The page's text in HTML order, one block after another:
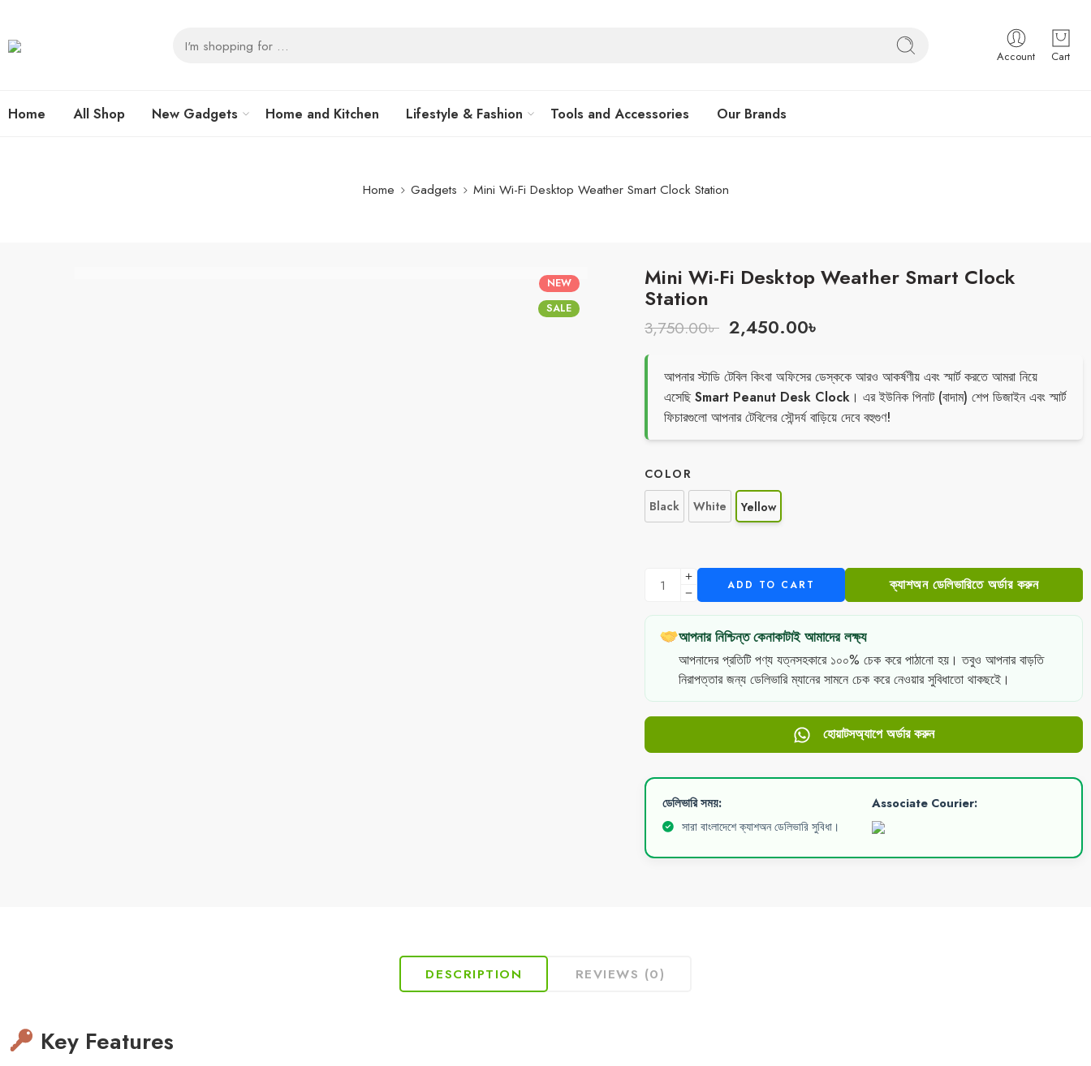
Account Cart
Home All Shop New Gadgets Home and Kitchen Lifestyle & Fashion Tools and Accessories Our Brands
Home Gadgets Mini Wi-Fi Desktop Weather Smart Clock Station
NEW
SALE
Mini Wi-Fi Desktop Weather Smart Clock
Station
3,750.00৳ 2,450.00৳
আপনার স্টাডি টেবিল কিংবা অফিসের ডেস্ককে আরও আকর্ষণীয় এবং স্মার্ট করতে আমরা নিয়ে
এসেছিSmart Peanut Desk Clock । এর ইউনিক পিনাট (বাদাম) শেপ ডিজাইন এবং স্মার্ট
ফিচারগুলো আপনার টেবিলের সৌন্দর্য বাড়িয়ে দেবে বহুগুণ!
COLOR
Black
White Yellow
ADD TO CART ক্যাশঅন ডেলিভারিতে অর্ডার করুন
আপনার নিশ্চিন্ত কেনাকাটাই আমাদের লক্ষ্য
আপনাদের প্রতিটি পণ্য যত্নসহকারে ১০০% চেক করে পাঠানো হয়। তবুও আপনার বাড়তি
নিরাপত্তার জন্য ডেলিভারি ম্যানের সামনে চেক করে নেওয়ার সুবিধাতো থাকছইে।
হোয়াটসঅ্যাপে অর্ডার করুন
ডেলিভারি সময়:
সারা বাংলাদেশে ক্যাশঅন ডেলিভারি সুবিধা।
Associate Courier:
DESCRIPTION REVIEWS (0)
Key Features